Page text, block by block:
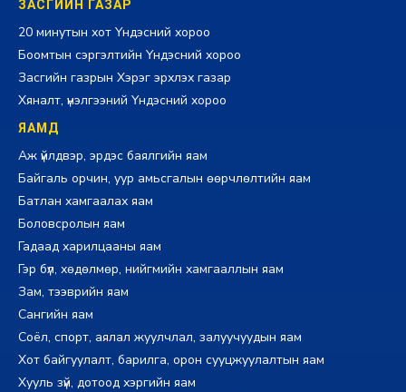
ЗАСГИЙН ГАЗАР
20 минутын хот Үндэсний хороо
Боомтын сэргэлтийн Үндэсний хороо
Засгийн газрын Хэрэг эрхлэх газар
Хяналт, үнэлгээний Үндэсний хороо
ЯАМД
Аж үйлдвэр, эрдэс баялгийн яам
Байгаль орчин, уур амьсгалын өөрчлөлтийн яам
Батлан хамгаалах яам
Боловсролын яам
Гадаад харилцааны яам
Гэр бүл, хөдөлмөр, нийгмийн хамгааллын яам
Зам, тээврийн яам
Сангийн яам
Соёл, спорт, аялал жуулчлал, залуучуудын яам
Хот байгуулалт, барилга, орон сууцжуулалтын яам
Хууль зүй, дотоод хэргийн яам